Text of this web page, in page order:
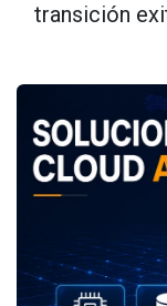
transición